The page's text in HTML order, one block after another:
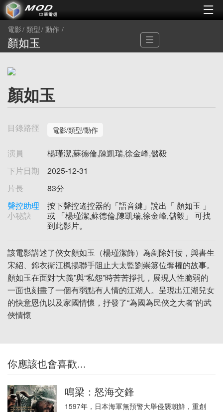
電影 類型 動作
顏如玉
顏如玉
目錄路徑 電影/類型/動作
演員
楊瑾潔,蘇德倫,陳凱瑞,徐金峰,儲毅
下片日期
2025-12-31
片長
83分
聲控助理
小秘訣
按下聲控遙控器的「語音鍵」說出「 顏如玉 」
或 「楊瑾潔,蘇德倫,陳凱瑞,徐金峰,儲毅」 可找
到此影片。
該電影講述了俠女顏如玉（楊瑾潔飾）為剷除奸佞，與書生
宋紹、錦衣衛江楓揚聯手阻止大太監劉崇篡位奪權的故事。
顏如玉在面對“大義”與“私怨”時苦苦掙扎，展現人性脆弱的
一面也刻畫了一個有弱點有人情的江湖人。呈現出江湖兒女
的快意恩仇以及家國情懷，抒發了“為國為民俠之大者”的武
俠情懷
你應該也會喜歡...
鳴梁：怒海交鋒
1597年，日本海軍無預警大舉侵襲朝鮮，重創